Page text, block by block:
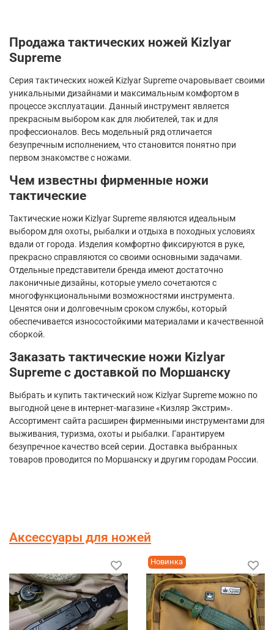
Продажа тактических ножей Kizlyar
Supreme
Серия тактических ножей KizlyarSupremeочаровывает своими
уникальными дизайнами и максимальным комфортом в
процессе эксплуатации. Данный инструмент является
прекрасным выбором как для любителей, так и для
профессионалов. Весь модельный ряд отличается
безупречным исполнением, что становится понятно при
первом знакомстве с ножами.
Чем известны фирменные ножи
тактические
Тактические ножи KizlyarSupremeявляются идеальным
выбором для охоты, рыбалки и отдыха в походных условиях
вдали от города. Изделия комфортно фиксируются в руке,
прекрасно справляются со своими основными задачами.
Отдельные представители бренда имеют достаточно
лаконичные дизайны, которые умело сочетаются с
многофункциональными возможностями инструмента.
Ценятся они и долговечным сроком службы, который
обеспечивается износостойкими материалами и качественной
сборкой.
Заказать тактические ножи Kizlyar
Supreme с доставкой по Моршанску
Выбрать и купить тактический нож KizlyarSupreme можно по
выгодной цене в интернет-магазине «Кизляр Экстрим».
Ассортимент сайта расширен фирменными инструментами для
выживания, туризма, охоты и рыбалки. Гарантируем
безупречное качество всей серии. Доставка выбранных
товаров проводится по Моршанску и другим городам России.
Аксессуары для ножей
Новинка